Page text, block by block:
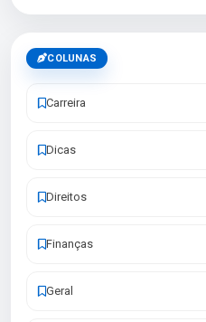
COLUNAS
Carreira
Dicas
Direitos
Finanças
Geral